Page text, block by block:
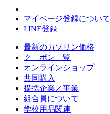
マイページ登録について
LINE登録
最新のガソリン価格
クーポン一覧
オンラインショップ
共同購入
提携企業／事業
組合員について
学校用品関連